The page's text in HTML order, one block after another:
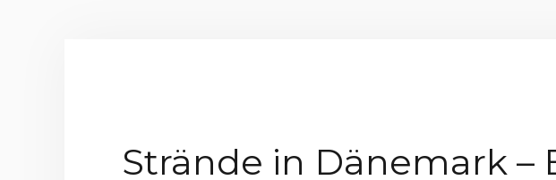
Strände in Dänemark